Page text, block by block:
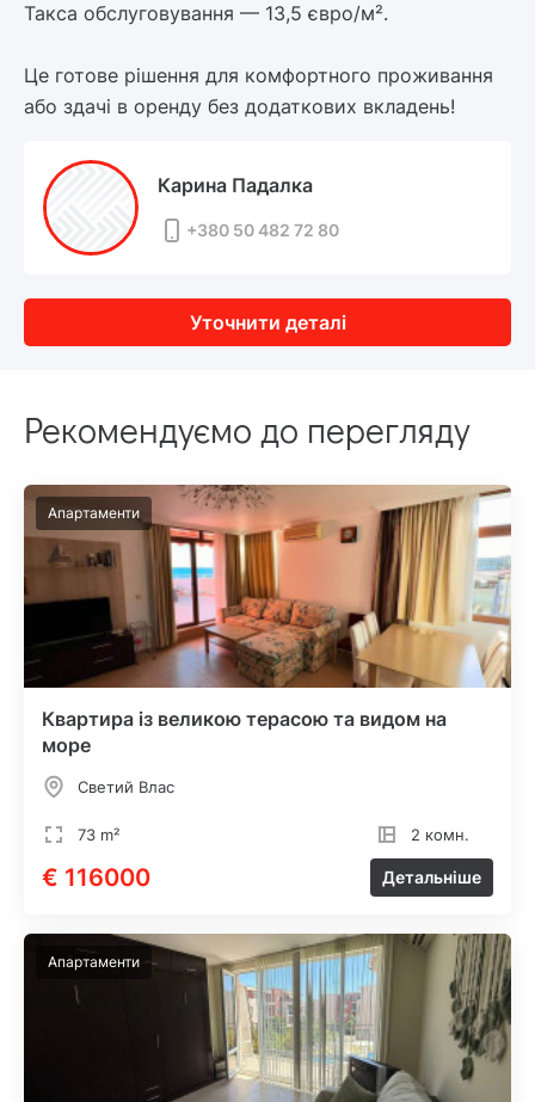
Такса обслуговування — 13,5 євро/м².
Це готове рішення для комфортного проживання
або здачі в оренду без додаткових вкладень!
Карина Падалка
+380 50 482 72 80
Уточнити деталі
Рекомендуємо до перегляду
Апартаменти
Квартира із великою терасою та видом на
море
Светий Влас
73 m² 2 комн.
€ 116000 Детальніше
Апартаменти